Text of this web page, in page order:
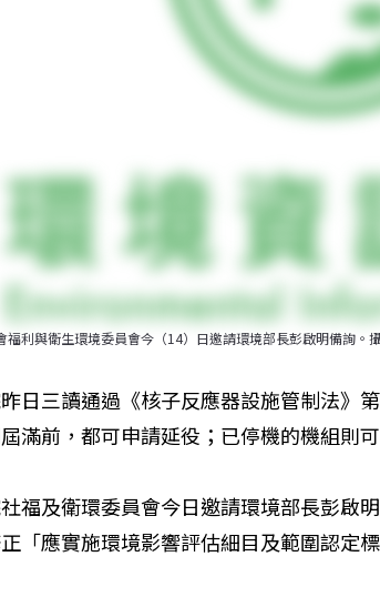
福利與衛生環境委員會今（14）日邀請環境部長彭啟明備詢。
日三讀通過《核子反應器設施管制法》
滿前，都可申請延役；已停機的機組則
福及衛環委員會今日邀請環境部長彭啟
「應實施環境影響評估細目及範圍認定